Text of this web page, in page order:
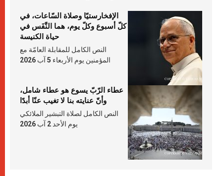
الإفخارستيّا وصلاة السّاعات، في
كلّ أسبوع وكلّ يوم، هما النَّفَس في
حياة الكنيسة
النص الكامل للمقابلة العامّة مع
المؤمنين يوم الأربعاء 5 آب 2026
عطاء الرّبّ يسوع هو عطاء شامل،
وأنّ عنايته بنا لا تغيب عنّا أبدًا
النص الكامل لصلاة التبشير الملائكي
يوم الأحد 2 آب 2026